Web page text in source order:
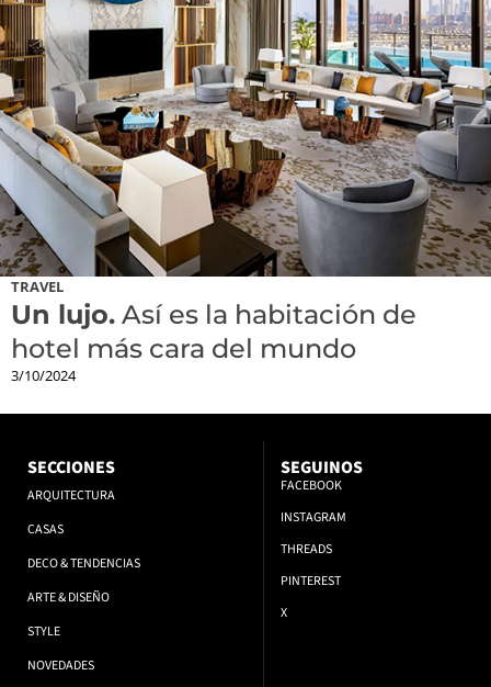
TRAVEL
Un lujo. Así es la habitación de
hotel más cara del mundo
3/10/2024
SECCIONES
ARQUITECTURA
CASAS
DECO & TENDENCIAS
ARTE & DISEÑO
STYLE
NOVEDADES
SEGUINOS
FACEBOOK
INSTAGRAM
THREADS
PINTEREST
X